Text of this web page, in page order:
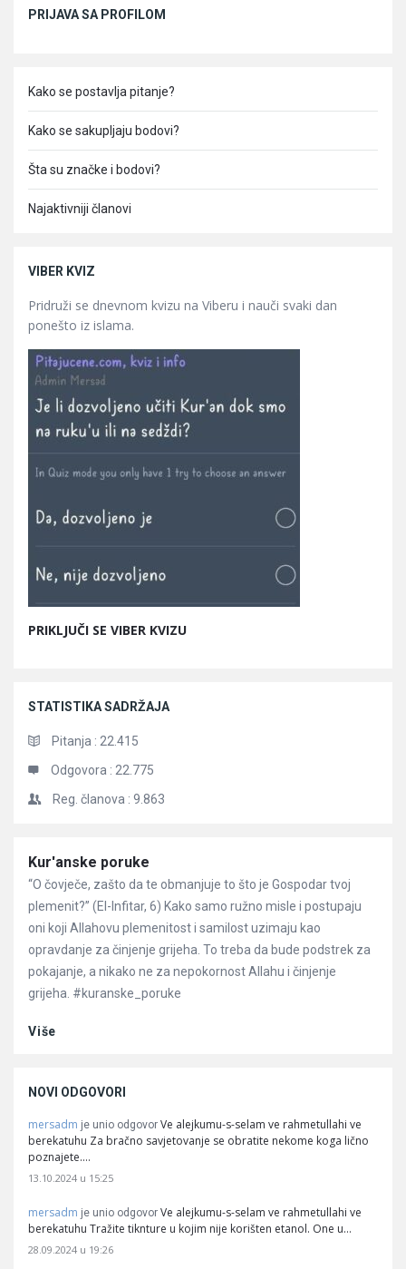
PRIJAVA SA PROFILOM
Kako se postavlja pitanje?
Kako se sakupljaju bodovi?
Šta su značke i bodovi?
Najaktivniji članovi
VIBER KVIZ
Pridruži se dnevnom kvizu na Viberu i nauči svaki dan
ponešto iz islama.
PRIKLJUČI SE VIBER KVIZU
STATISTIKA SADRŽAJA
Pitanja : 22.415
Odgovora : 22.775
Reg. članova : 9.863
Članci
Kur'anske poruke
“O čovječe, zašto da te obmanjuje to što je Gospodar tvoj
plemenit?” (El-Infitar, 6) Kako samo ružno misle i postupaju
oni koji Allahovu plemenitost i samilost uzimaju kao
opravdanje za činjenje grijeha. To treba da bude podstrek za
pokajanje, a nikako ne za nepokornost Allahu i činjenje
grijeha. #kuranske_poruke
Više
NOVI ODGOVORI
mersadm je unio odgovor Ve alejkumu-s-selam ve rahmetullahi ve
berekatuhu Za bračno savjetovanje se obratite nekome koga lično
poznajete.…
13.10.2024 u 15:25
mersadm je unio odgovor Ve alejkumu-s-selam ve rahmetullahi ve
berekatuhu Tražite tiknture u kojim nije korišten etanol. One u…
28.09.2024 u 19:26